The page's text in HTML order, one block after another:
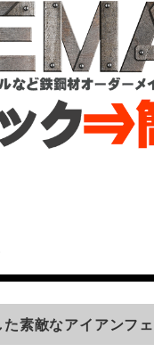
素敵なアイアンフ